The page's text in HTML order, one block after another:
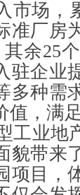
市场，
准厂房
余25
驻企业
多种需
值，满
业地
貌带来
项目，